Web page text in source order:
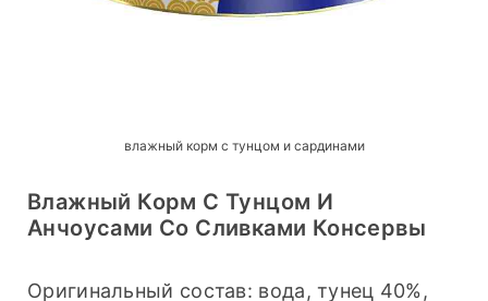
влажный корм с тунцом и сардинами
Влажный Корм С Тунцом И
Анчоусами Со Сливками Консервы
Оригинальный состав: вода, тунец 40%,